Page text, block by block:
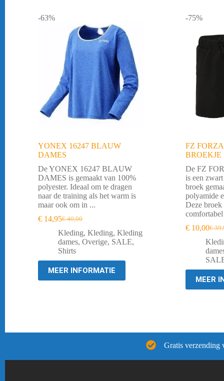
-63%
YONEX 16247 BLAUW
DAMES
De YONEX 16247 BLAUW
DAMES is gemaakt van 100%
polyester. Ideaal om te dragen
naar de training als het warm is
maar ook om in ...
€40,00
Oorspronkelijke
prijs
was:
€ 40,00.
€ 14,95Huidige
prijs
is:
€ 14,95.
Kleding, Kleding, Kleding
dames, Overige, SALE,
Shirts
MEER INFORMATIE
-75%
FZ
BROEKJE
De FZ
is een
broek
polyamide
Deze broek
€
prijs
was:
€
€10,00
prijs
is:
€
MEER
Gratis verzending